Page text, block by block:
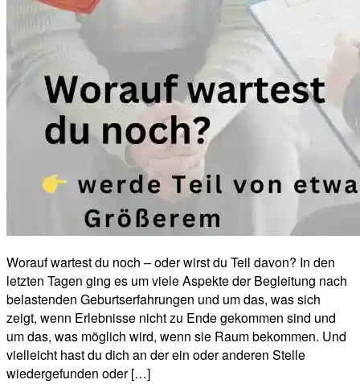
Worauf wartest du noch – oder wirst du Teil davon? In den
letzten Tagen ging es um viele Aspekte der Begleitung nach
belastenden Geburtserfahrungen und um das, was sich
zeigt, wenn Erlebnisse nicht zu Ende gekommen sind und
um das, was möglich wird, wenn sie Raum bekommen. Und
vielleicht hast du dich an der ein oder anderen Stelle
wiedergefunden oder […]